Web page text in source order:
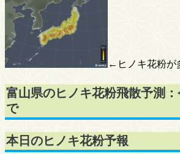
←ヒノキ花粉が
富山県のヒノキ花粉飛散予測：
で
本日のヒノキ花粉予報